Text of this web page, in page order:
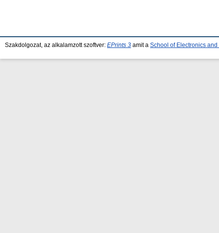
Szakdolgozat, az alkalamzott szoftver: EPrints 3 amit a School of Electronics